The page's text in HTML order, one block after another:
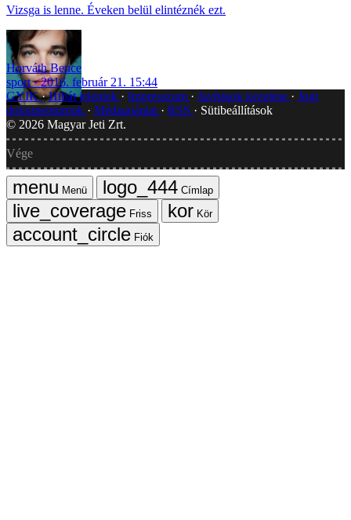
Vizsga is lenne. Éveken belül elintéznék ezt.
Horváth Bence
sport
2016. február 21. 15:44
GYIK Hibát jelentek Impresszum Javítások kezelése
Jogi
dokumentumok
Médiaajánlat RSS
Sütibeállítások
© 2026 Magyar Jeti Zrt.
Vége
Menü
Címlap
Friss
Kör
Fiók